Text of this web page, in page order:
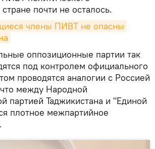
почти не осталось.
члены ПИВТ не опасны
оппозиционные партии так
под контролем официального
проводятся аналогии с Россией
между Народной
партией Таджикистана и "Единой
плотное межпартийное